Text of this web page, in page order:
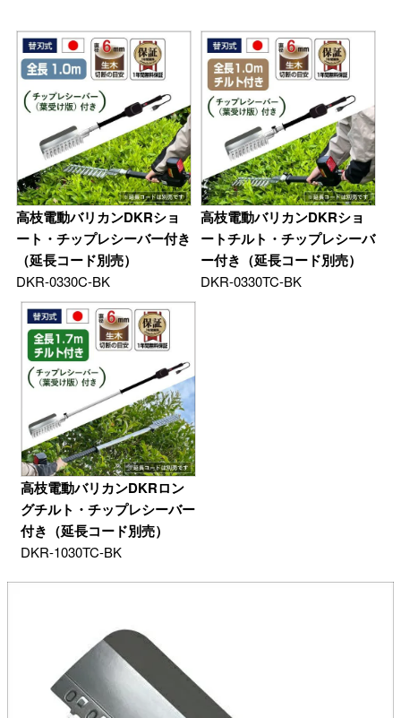
高枝電動バリカンDKRショ
ート・チップレシーバー付き
（延長コード別売）
DKR-0330C-BK
高枝電動バリカンDKRショ
ートチルト・チップレシーバ
ー付き（延長コード別売）
DKR-0330TC-BK
高枝電動バリカンDKRロン
グチルト・チップレシーバー
付き（延長コード別売）
DKR-1030TC-BK